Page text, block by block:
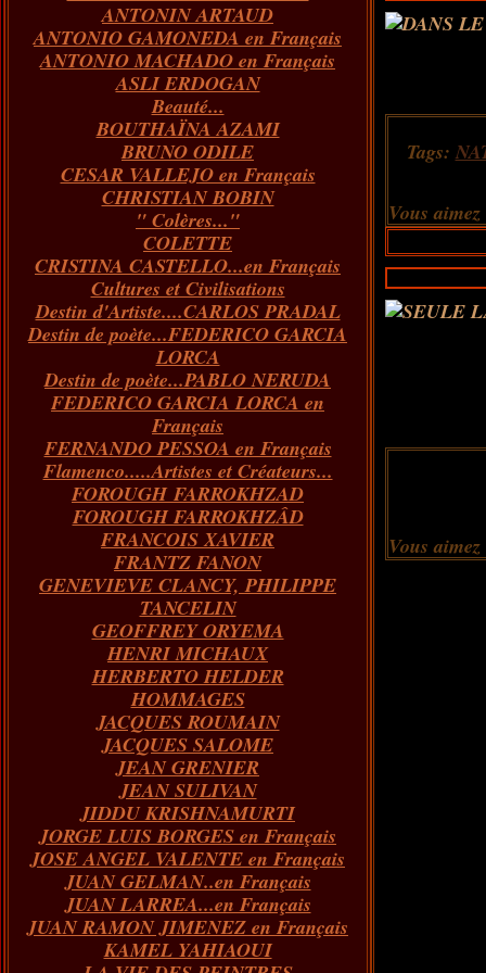
Janvier(73)
Février(55)
Janvier(43)
Mars(73)
Février(54)
Janvier(51)
Avril(73)
Mars(100)
Février(146)
Janvier(124)
ANTONIN ARTAUD
ANTONIO GAMONEDA en Français
ANTONIO MACHADO en Français
ASLI ERDOGAN
Beauté...
BOUTHAÏNA AZAMI
BRUNO ODILE
CESAR VALLEJO en Français
CHRISTIAN BOBIN
" Colères..."
COLETTE
CRISTINA CASTELLO...en Français
Cultures et Civilisations
Destin d'Artiste....CARLOS PRADAL
Destin de poète...FEDERICO GARCIA
LORCA
Destin de poète...PABLO NERUDA
FEDERICO GARCIA LORCA en
Français
FERNANDO PESSOA en Français
Flamenco.....Artistes et Créateurs...
FOROUGH FARROKHZAD
FOROUGH FARROKHZÂD
FRANCOIS XAVIER
FRANTZ FANON
GENEVIEVE CLANCY, PHILIPPE
TANCELIN
GEOFFREY ORYEMA
HENRI MICHAUX
HERBERTO HELDER
HOMMAGES
JACQUES ROUMAIN
JACQUES SALOME
JEAN GRENIER
JEAN SULIVAN
JIDDU KRISHNAMURTI
JORGE LUIS BORGES en Français
JOSE ANGEL VALENTE en Français
JUAN GELMAN..en Français
JUAN LARREA...en Français
JUAN RAMON JIMENEZ en Français
KAMEL YAHIAOUI
Tags:
Vous aimez
Vous aimez